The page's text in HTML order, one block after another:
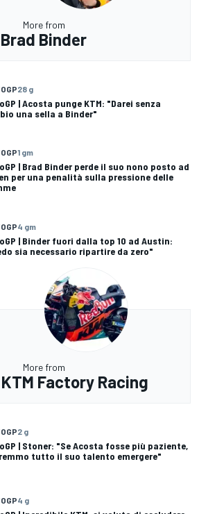
More from
Brad Binder
28 g
| Acosta punge KTM: "Darei senza
una sella a Binder"
1 gm
| Brad Binder perde il suo nono posto ad
per una penalità sulla pressione delle
4 gm
| Binder fuori dalla top 10 ad Austin:
sia necessario ripartire da zero"
More from
Factory Racing
2 g
| Stoner: "Se Acosta fosse più paziente,
tutto il suo talento emergere"
4 g